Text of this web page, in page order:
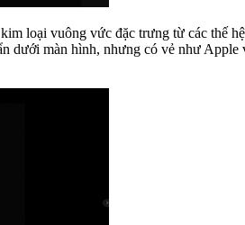
loại vuông vức đặc trưng từ các thế
màn hình, nhưng có vẻ như Apple